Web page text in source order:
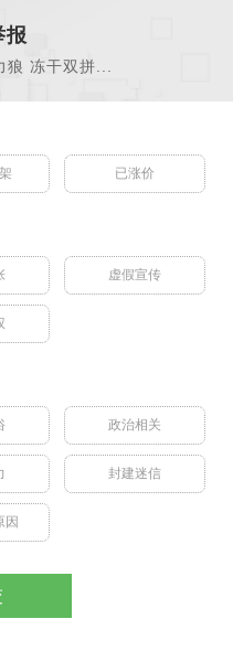
报
冻干双拼...
已涨价
虚假宣传
政治相关
封建迷信
因